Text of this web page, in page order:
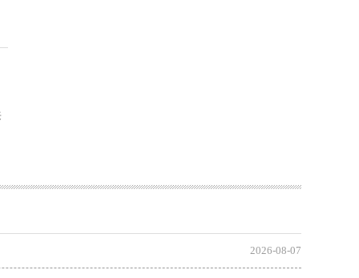
2026-08-07